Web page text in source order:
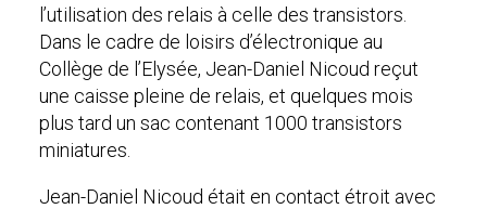
l’utilisation des relais à celle des transistors.
Dans le cadre de loisirs d’électronique au
Collège de l’Elysée, Jean-Daniel Nicoud reçut
une caisse pleine de relais, et quelques mois
plus tard un sac contenant 1000 transistors
miniatures.
Jean-Daniel Nicoud était en contact étroit avec